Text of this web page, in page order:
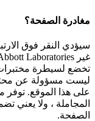
مغادرة الصفحة؟
سيؤدي النقر فوق
تخضع لسيطرة مختبرات
ليست مسؤولة عن
على هذا الموقع.
المجاملة ، ولا يعني
الصفحة.